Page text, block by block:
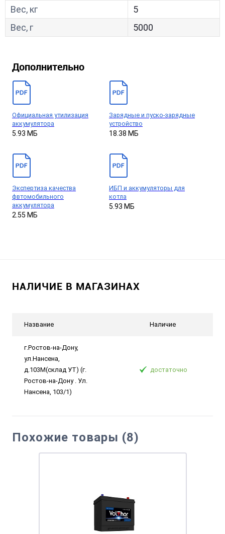
Вес, кг
5
Вес, г
5000
Дополнительно
Официальная утилизация
аккумулятора
5.93 МБ
Зарядные и пуско-зарядные
устройство
18.38 МБ
Экспертиза качества
фвтомобильного
аккумулятора
2.55 МБ
ИБП и аккумуляторы для
котла
5.93 МБ
НАЛИЧИЕ В МАГАЗИНАХ
Название Наличие
г.Ростов-на-Дону,
ул.Нансена,
д.103М(склад УТ) (г.
Ростов-на-Дону . Ул.
Нансена, 103/1)
достаточно
Похожие товары (8)